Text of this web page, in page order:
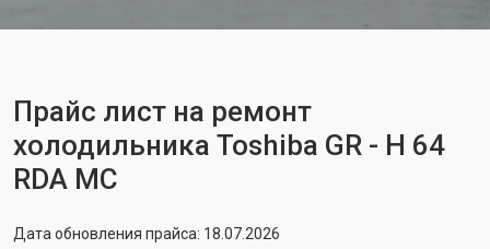
Прайс лист на ремонт
холодильника Toshiba GR - H 64
RDA MC
Дата обновления прайса: 18.07.2026